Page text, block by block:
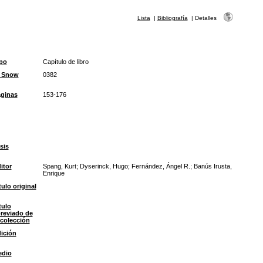
Lista | Bibliografía | Detalles
Capítulo de libro
Snow 0382
153-176
Spang, Kurt; Dyserinck, Hugo; Fernández, Ángel R.; Banús Irusta,
Enrique
original
de